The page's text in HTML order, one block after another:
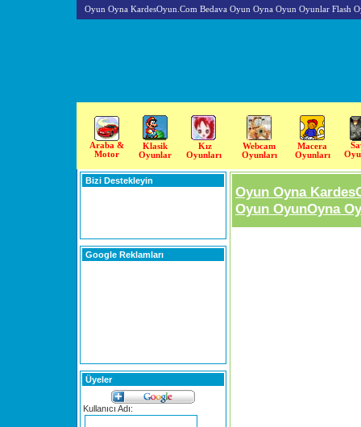
Oyun Oyna KardesOyun.Com Bedava Oyun Oyna Oyun Oyunlar Flash
Araba &
Motor
Klasik
Oyunlar
Kız
Oyunları
Webcam
Oyunları
Macera
Oyunları
Bizi Destekleyin
Google Reklamları
Üyeler
Kullanıcı Adı:
Oyun Oyna
Oyun OyunOyna